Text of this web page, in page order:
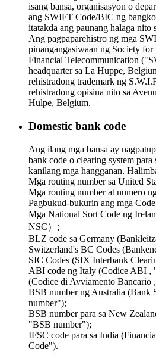
isang bansa, organisasyon o
ang SWIFT Code/BIC ng
itatakda ang paunang halaga
Ang pagpaparehistro ng mga
pinangangasiwaan ng Society
Financial Telecommunication
headquarter sa La Huppe,
rehistradong trademark ng
rehistradong opisina nito sa
Hulpe, Belgium.
Domestic bank code
Ang ilang mga bansa ay
bank code o clearing system
kanilang mga hangganan.
Mga routing number sa United
Mga routing number at numero
Pagbukud-bukurin ang mga
Mga National Sort Code ng
NSC）;
BLZ code sa Germany
Switzerland's BC Codes
SIC Codes (SIX Interbank
ABI code ng Italy (Codice ABI
(Codice di Avviamento
BSB number ng Australia (Bank
number");
BSB number para sa New
"BSB number");
IFSC code para sa India
Code").